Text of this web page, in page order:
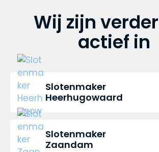
Wij zijn
actief in
Slotenmaker
Heerhugowaard
Slotenmaker
Zaandam